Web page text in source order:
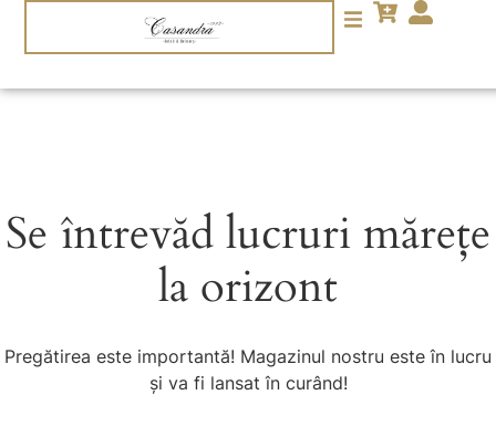
Se întrevăd lucruri mărețe
la orizont
Pregătirea este importantă! Magazinul nostru este în lucru
și va fi lansat în curând!